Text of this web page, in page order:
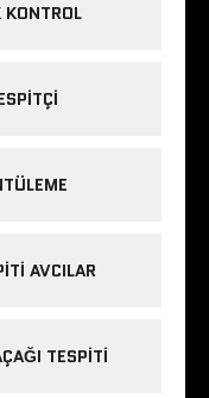
AVCILAR
TESPITI